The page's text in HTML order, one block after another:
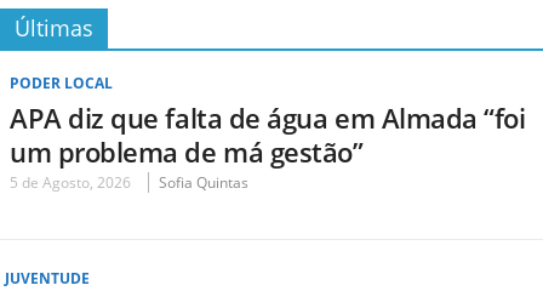
Últimas
PODER LOCAL
APA diz que falta de água em Almada “foi
um problema de má gestão”
5 de Agosto, 2026 Sofia Quintas
JUVENTUDE